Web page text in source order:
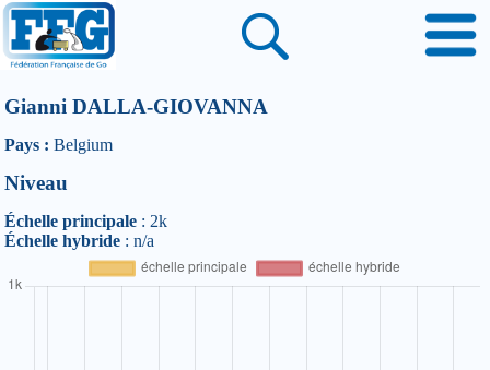
Gianni DALLA-GIOVANNA
Pays : Belgium
Niveau
Échelle principale : 2k
Échelle hybride : n/a